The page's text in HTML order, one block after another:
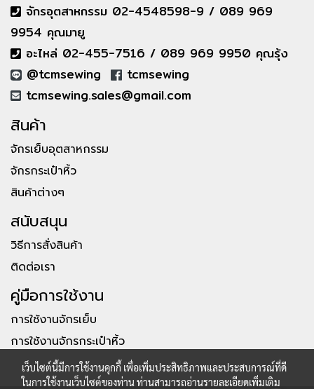
จักรอุตสาหกรรม 02-4548598-9 / 089 969
9954 คุณมายู
อะไหล่ 02-455-7516 / 089 969 9950 คุณรุ้ง
@tcmsewing
tcmsewing
tcmsewing.sales@gmail.com
สินค้า
จักรเย็บอุตสาหกรรม
จักรกระเป๋าหิ้ว
สินค้าต่างๆ
สนับสนุน
วิธีการสั่งสินค้า
ติดต่อเรา
คู่มือการใช้งาน
การใช้งานจักรเย็บ
การใช้งานจักรกระเป๋าหิ้ว
เว็บไซต์นี้มีการใช้งานคุกกี้ เพื่อเพิ่มประสิทธิภาพและประสบการณ์ที่ดี
ในการใช้งานเว็บไซต์ของท่าน ท่านสามารถอ่านรายละเอียดเพิ่มเติม